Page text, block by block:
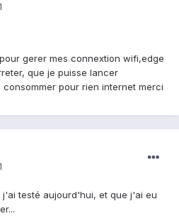
gerer mes connextion wifi,edge
que je puisse lancer
pour rien internet merci
testé aujourd'hui, et que j'ai eu